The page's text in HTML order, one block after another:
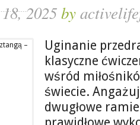
2025by
Uginanie
klasyczne
wśród
świecie.
dwugłowe